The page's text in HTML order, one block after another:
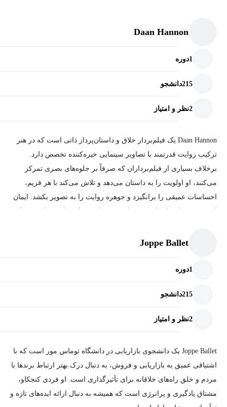
Daan Hannon
1دوره
215دانشجو
2نظر و امتیاز
Daan Hannon یک فیلم‌بردار خلاق و داستان‌پرداز ذاتی است که در هنر
ترکیب روایت قدرتمند با تصاویر سینمایی خیره‌کننده تخصص دارد.
برخلاف بسیاری از فیلم‌برداران که صرفاً بر جلوه‌های بصری تمرکز
می‌کنند، او اولویت را به داستان می‌دهد و تلاش می‌کند با هر فریم،
احساسات عمیقی را برانگیزد و جوهره روایت را به تصویر بکشد. ایمان
Joppe Ballet
1دوره
215دانشجو
2نظر و امتیاز
Joppe Ballet یک دانشجوی بازاریابی در دانشگاه توماس مور است که با
اشتیاقی عمیق به بازاریابی و فروش، به دنبال درک بهتر ارتباط برندها با
مردم و خلق راه‌های خلاقانه برای تأثیرگذاری است. او فردی کنجکاو،
مشتاق یادگیری و پرانرژی است که همیشه به دنبال ارائه ایده‌های تازه و